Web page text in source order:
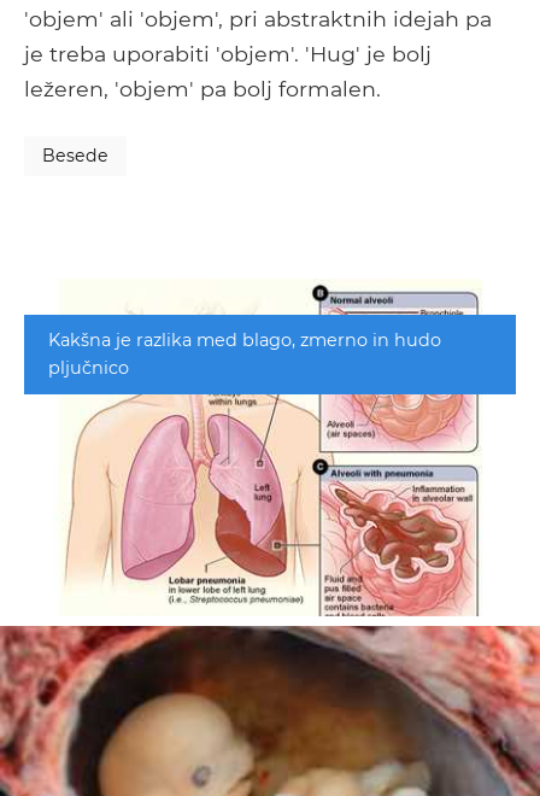
'objem' ali 'objem', pri abstraktnih idejah pa
je treba uporabiti 'objem'. 'Hug' je bolj
ležeren, 'objem' pa bolj formalen.
Besede
Kakšna je razlika med blago, zmerno in hudo
pljučnico